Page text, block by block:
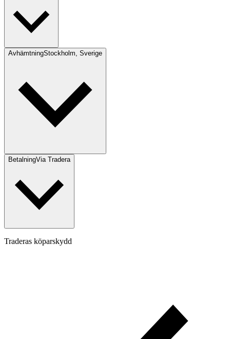
AvhämtningStockholm, Sverige
BetalningVia Tradera
Traderas köparskydd